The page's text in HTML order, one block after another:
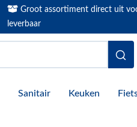
Groot assortiment direct uit
leverbaar
Sanitair Keuken